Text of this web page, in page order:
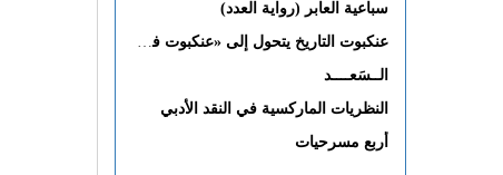
سباعية العابر (رواية العدد)
عنكبوت التاريخ يتحول إلى «عنكبوت فى القلب»
الــسَعــــد
النظريات الماركسية في النقد الأدبي
أربع مسرحيات